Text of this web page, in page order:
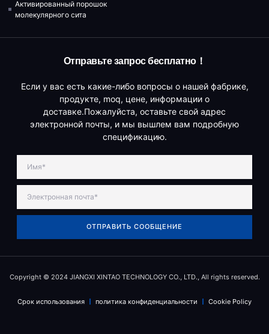
Активированный порошок
молекулярного сита
Отправьте запрос бесплатно！
Если у вас есть какие-либо вопросы о нашей фабрике,
продукте, moq, цене, информации о
доставке.Пожалуйста, оставьте свой адрес
электронной почты, и мы вышлем вам подробную
спецификацию.
ОТПРАВИТЬ СООБЩЕНИЕ
Copyright © 2024 JIANGXI XINTAO TECHNOLOGY CO., LTD., All rights reserved.
Срок использования политика конфиденциальности Cookie Policy